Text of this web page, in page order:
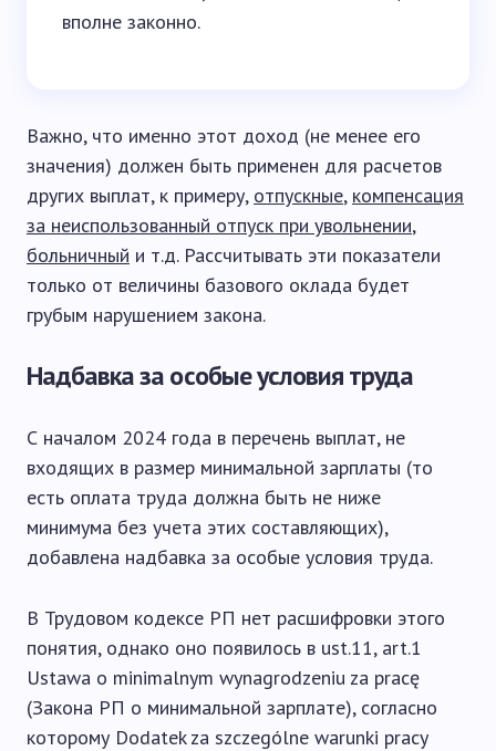
вполне законно.
Важно, что именно этот доход (не менее его
значения) должен быть применен для расчетов
других выплат, к примеру, отпускные, компенсация
за неиспользованный отпуск при увольнении,
больничный и т.д. Рассчитывать эти показатели
только от величины базового оклада будет
грубым нарушением закона.
Надбавка за особые условия труда
С началом 2024 года в перечень выплат, не
входящих в размер минимальной зарплаты (то
есть оплата труда должна быть не ниже
минимума без учета этих составляющих),
добавлена надбавка за особые условия труда.
В Трудовом кодексе РП нет расшифровки этого
понятия, однако оно появилось в ust.11, art.1
Ustawa o minimalnym wynagrodzeniu za pracę
(Закона РП о минимальной зарплате), согласно
которому Dodatek za szczególne warunki pracy